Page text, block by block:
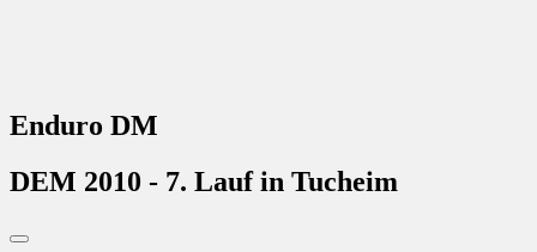
Enduro DM
DEM 2010 - 7. Lauf in Tucheim